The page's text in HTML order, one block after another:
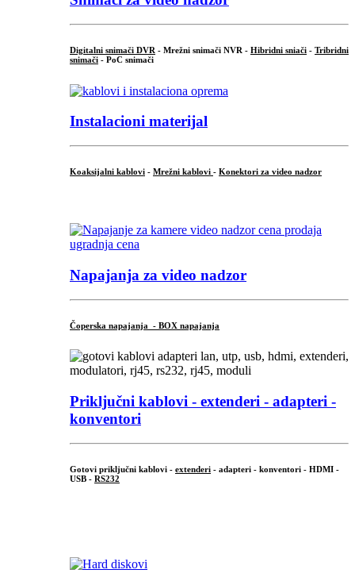
Digitalni snimači DVR - Mrežni snimači NVR - Hibridni sniači - Tribridni
snimači - PoC snimači
Instalacioni materijal
Koaksijalni kablovi - Mrežni kablovi - Konektori za video nadzor
Napajanja za video nadzor
Čoperska napajanja - BOX napajanja
Priključni kablovi - extenderi - adapteri -
konventori
Gotovi priključni kablovi - extenderi - adapteri - konventori - HDMI -
USB - RS232